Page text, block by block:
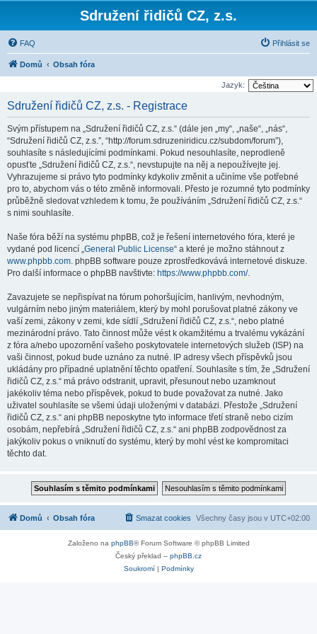
Sdružení řidičů CZ, z.s.
FAQ Přihlásit se
Domů Obsah fóra
Jazyk:
Sdružení řidičů CZ, z.s. - Registrace
Svým přístupem na „Sdružení řidičů CZ, z.s.“ (dále jen „my“, „naše“, „nás“,
“Sdružení řidičů CZ, z.s.”, “http://forum.sdruzeniridicu.cz/subdom/forum”),
souhlasíte s následujícími podmínkami. Pokud nesouhlasíte, neprodleně
opusťte „Sdružení řidičů CZ, z.s.“, nevstupujte na něj a nepoužívejte jej.
Vyhrazujeme si právo tyto podmínky kdykoliv změnit a učiníme vše potřebné
pro to, abychom vás o této změně informovali. Přesto je rozumné tyto podmínky
průběžně sledovat vzhledem k tomu, že používáním „Sdružení řidičů CZ, z.s.“
s nimi souhlasíte.
Naše fóra běží na systému phpBB, což je řešení internetového fóra, které je
vydané pod licencí „General Public License“ a které je možno stáhnout z
www.phpbb.com. phpBB software pouze zprostředkovává internetové diskuze.
Pro další informace o phpBB navštivte: https://www.phpbb.com/.
Zavazujete se nepřispívat na fórum pohoršujícím, hanlivým, nevhodným,
vulgárním nebo jiným materiálem, který by mohl porušovat platné zákony ve
vaší zemi, zákony v zemi, kde sídlí „Sdružení řidičů CZ, z.s.“, nebo platné
mezinárodní právo. Tato činnost může vést k okamžitému a trvalému vykázání
z fóra a/nebo upozornění vašeho poskytovatele internetových služeb (ISP) na
vaši činnost, pokud bude uznáno za nutné. IP adresy všech příspěvků jsou
ukládány pro případné uplatnění těchto opatření. Souhlasíte s tím, že „Sdružení
řidičů CZ, z.s.“ má právo odstranit, upravit, přesunout nebo uzamknout
jakékoliv téma nebo příspěvek, pokud to bude považovat za nutné. Jako
uživatel souhlasíte se všemi údaji uloženými v databázi. Přestože „Sdružení
řidičů CZ, z.s.“ ani phpBB neposkytne tyto informace třetí straně nebo cizím
osobám, nepřebírá „Sdružení řidičů CZ, z.s.“ ani phpBB zodpovědnost za
jakýkoliv pokus o vniknutí do systému, který by mohl vést ke kompromitaci
těchto dat.
Domů Obsah fóra Všechny časy jsou v UTC+02:00
Smazat cookies
Založeno na phpBB® Forum Software © phpBB Limited
Český překlad – phpBB.cz
Soukromí| Podmínky